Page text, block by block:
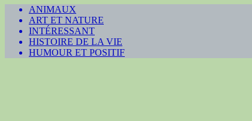
ANIMAUX
ART ET NATURE
INTÉRESSANT
HISTOIRE DE LA VIE
HUMOUR ET POSITIF